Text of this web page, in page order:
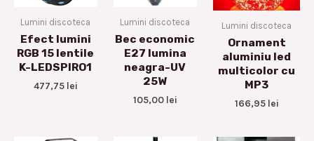
Lumini discoteca
Efect lumini
RGB 15 lentile
K-LEDSPIRO1
477,75 lei
Lumini discoteca
Bec economic
E27 lumina
neagra-UV
25W
105,00 lei
Lumini discoteca
Ornament
aluminiu led
multicolor cu
MP3
166,95 lei